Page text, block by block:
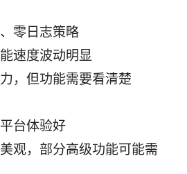
零日志策略
速度波动明显
，但功能需要看清楚
台体验好
观，部分高级功能可能需